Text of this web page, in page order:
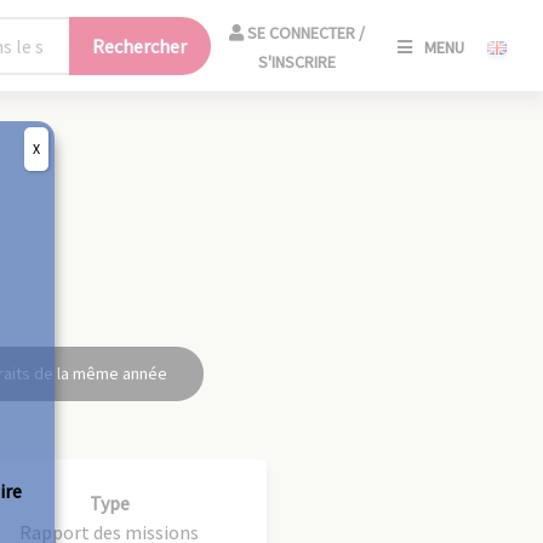
Rechercher
SE CONNECTER /
S'INSCRIRE
MENU
de la même année
Type
Rapport des missions
X